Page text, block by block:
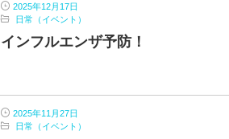
2025年12月17日
日常（イベント）
インフルエンザ予防！
2025年11月27日
日常（イベント）